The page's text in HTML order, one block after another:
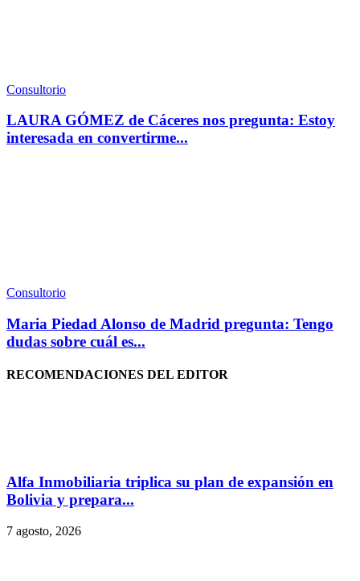
Consultorio
LAURA GÓMEZ de Cáceres nos pregunta: Estoy
interesada en convertirme...
Consultorio
Maria Piedad Alonso de Madrid pregunta: Tengo
dudas sobre cuál es...
RECOMENDACIONES DEL EDITOR
Alfa Inmobiliaria triplica su plan de expansión en
Bolivia y prepara...
7 agosto, 2026